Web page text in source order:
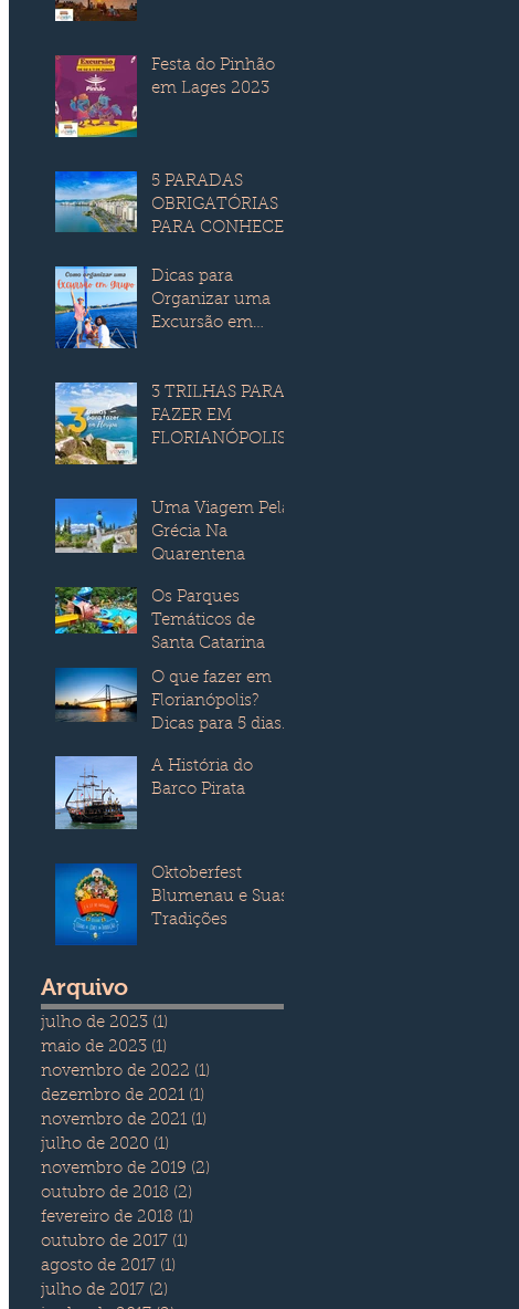
Festa do Pinhão
em Lages 2023
5 PARADAS
OBRIGATÓRIAS
PARA CONHECER
FLORIANÓPOLIS
Dicas para
Organizar uma
Excursão em
3 TRILHAS PARA
FAZER EM
FLORIANÓPOLIS
Uma Viagem Pela
Grécia Na
Quarentena
Os Parques
Temáticos de
Santa Catarina
O que fazer em
Florianópolis?
Dicas para 5 dias
atrações,
hospedagem e
A História do
Barco Pirata
Oktoberfest
Blumenau e Suas
Tradições
Arquivo
julho de 2023 (1)
maio de 2023 (1)
novembro de 2022 (1)
dezembro de 2021 (1)
novembro de 2021 (1)
julho de 2020 (1)
novembro de 2019 (2)
outubro de 2018 (2)
fevereiro de 2018 (1)
outubro de 2017 (1)
agosto de 2017 (1)
julho de 2017 (2)